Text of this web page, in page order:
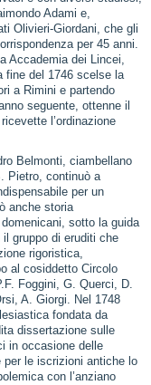
Adami e,
Olivieri‑Giordani, che gli
per 45 anni.
Accademia dei Lincei,
fine del 1746 scelse la
a Rimini e partendo
seguente, ottenne il
l’ordinazione
Belmonti, ciambellano
Pietro, continuò a
per un
anche storia
sotto la guida
gruppo di eruditi che
rigoristica,
al cosiddetto Circolo
Foggini, G. Querci, D.
A. Giorgi. Nel 1748
fondata da
dissertazione sulle
in occasione delle
le iscrizioni antiche lo
con l’anziano